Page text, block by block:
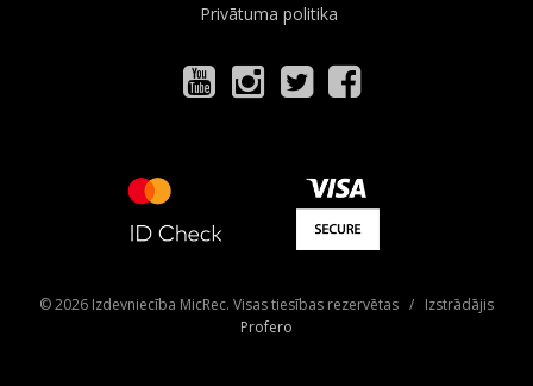
Privātuma politika
© 2026 Izdevniecība MicRec. Visas tiesības rezervētas / Izstrādājis
Profero